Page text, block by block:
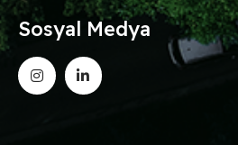
Sosyal Medya